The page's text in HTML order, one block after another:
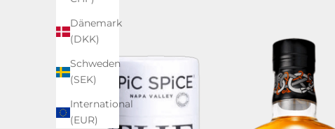
Dänemark
(DKK)
Schweden
(SEK)
International
(EUR)